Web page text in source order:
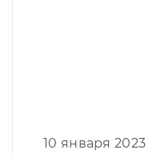
10 января 2023